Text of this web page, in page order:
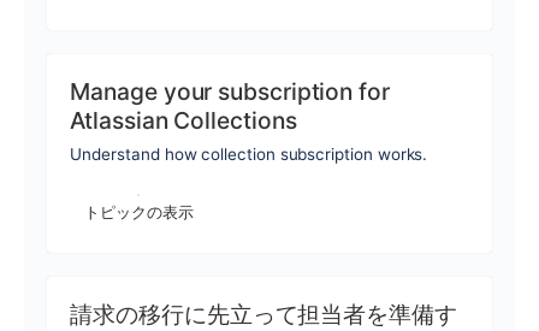
Manage your subscription for
Atlassian Collections
Understand how collection subscription works.
トピックの表示
請求の移行に先立って担当者を準備す